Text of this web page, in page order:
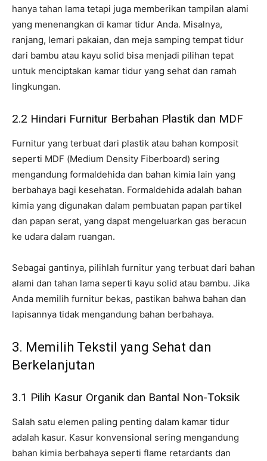
hanya tahan lama tetapi juga memberikan tampilan alami
yang menenangkan di kamar tidur Anda. Misalnya,
ranjang, lemari pakaian, dan meja samping tempat tidur
dari bambu atau kayu solid bisa menjadi pilihan tepat
untuk menciptakan kamar tidur yang sehat dan ramah
lingkungan.
2.2 Hindari Furnitur Berbahan Plastik dan MDF
Furnitur yang terbuat dari plastik atau bahan komposit
seperti MDF (Medium Density Fiberboard) sering
mengandung formaldehida dan bahan kimia lain yang
berbahaya bagi kesehatan. Formaldehida adalah bahan
kimia yang digunakan dalam pembuatan papan partikel
dan papan serat, yang dapat mengeluarkan gas beracun
ke udara dalam ruangan.
Sebagai gantinya, pilihlah furnitur yang terbuat dari bahan
alami dan tahan lama seperti kayu solid atau bambu. Jika
Anda memilih furnitur bekas, pastikan bahwa bahan dan
lapisannya tidak mengandung bahan berbahaya.
3. Memilih Tekstil yang Sehat dan
Berkelanjutan
3.1 Pilih Kasur Organik dan Bantal Non-Toksik
Salah satu elemen paling penting dalam kamar tidur
adalah kasur. Kasur konvensional sering mengandung
bahan kimia berbahaya seperti flame retardants dan